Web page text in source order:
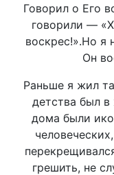
Говорил о Его
говорили —
воскрес!».Но я
Он
Раньше я жил
детства был
дома были
грешить, не